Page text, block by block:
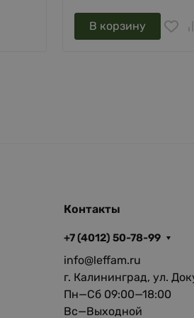
В корзину
Контакты
+7 (4012) 50-78-99
info@leffam.ru
г. Калининград, ул.
Пн—Сб 09:00—18:00
Вс—Выходной